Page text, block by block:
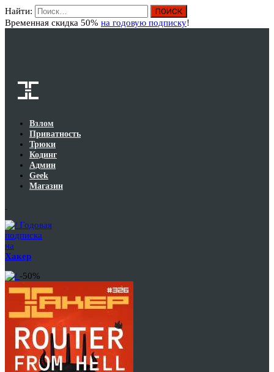
Найти:
Временная скидка 50% на годовую подписку!
Взлом
Приватность
Трюки
Кодинг
Админ
Geek
Магазин
Годовая
подписка
на
Хакер
-50%